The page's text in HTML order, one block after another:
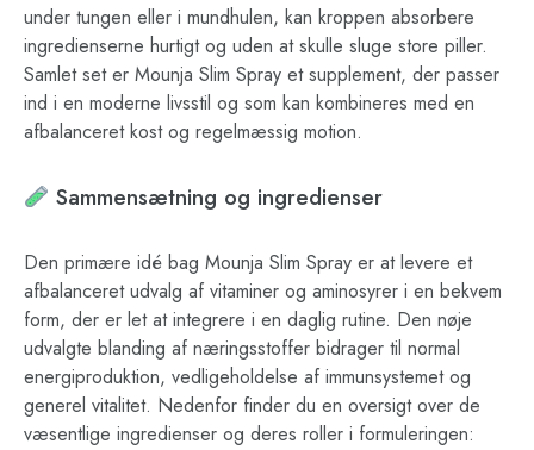
under tungen eller i mundhulen, kan kroppen absorbere
ingredienserne hurtigt og uden at skulle sluge store piller.
Samlet set er Mounja Slim Spray et supplement, der passer
ind i en moderne livsstil og som kan kombineres med en
afbalanceret kost og regelmæssig motion.
Sammensætning og ingredienser
Den primære idé bag Mounja Slim Spray er at levere et
afbalanceret udvalg af vitaminer og aminosyrer i en bekvem
form, der er let at integrere i en daglig rutine. Den nøje
udvalgte blanding af næringsstoffer bidrager til normal
energiproduktion, vedligeholdelse af immunsystemet og
generel vitalitet. Nedenfor finder du en oversigt over de
væsentlige ingredienser og deres roller i formuleringen: